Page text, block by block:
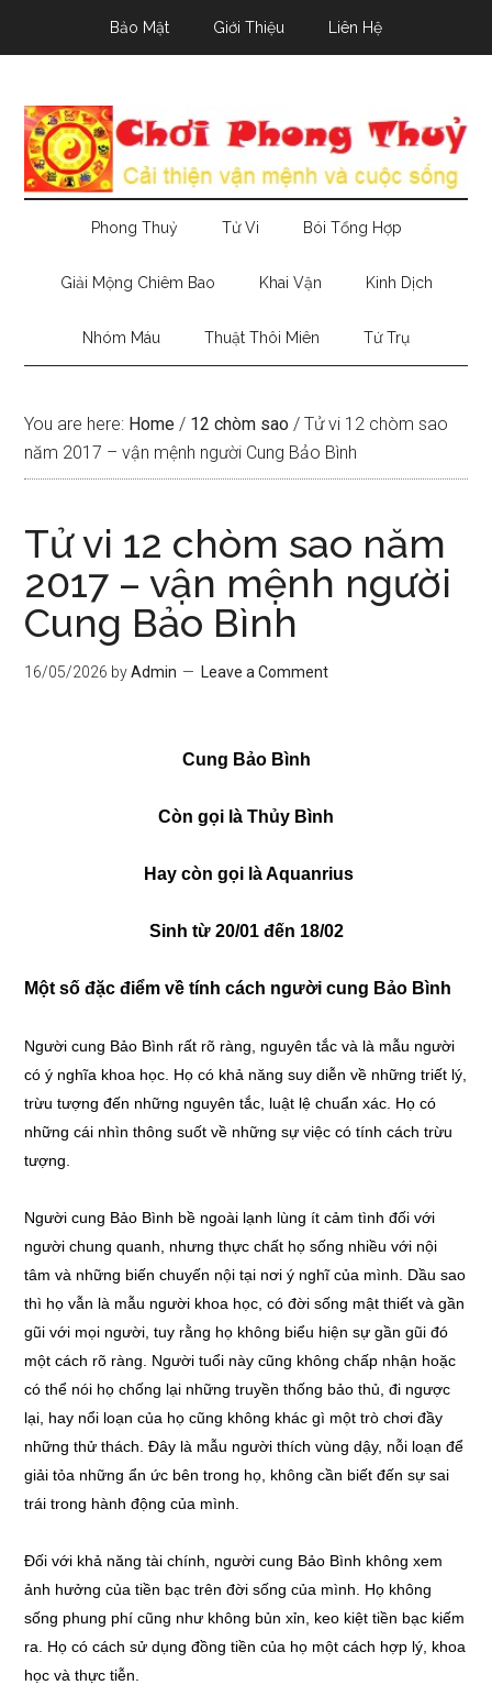
Bảo Mật Giới Thiệu Liên Hệ
Phong Thuỷ Tử Vi Bói Tổng Hợp
Giải Mộng Chiêm Bao Khai Vận Kinh Dịch
Nhóm Máu Thuật Thôi Miên Tứ Trụ
You are here: Home / 12 chòm sao / Tử vi 12 chòm sao
năm 2017 – vận mệnh người Cung Bảo Bình
Tử vi 12 chòm sao năm
2017 – vận mệnh người
Cung Bảo Bình
16/05/2026 byAdmin Leave a Comment
Cung Bảo Bình
Còn gọi là Thủy Bình
Hay còn gọi là Aquanrius
Sinh từ 20/01 đến 18/02
Một số đặc điểm về tính cách người cung Bảo Bình
Người cung Bảo Bình rất rõ ràng, nguyên tắc và là mẫu người
có ý nghĩa khoa học. Họ có khả năng suy diễn về những triết lý,
trừu tượng đến những nguyên tắc, luật lệ chuẩn xác. Họ có
những cái nhìn thông suốt về những sự việc có tính cách trừu
tượng.
Người cung Bảo Bình bề ngoài lạnh lùng ít cảm tình đối với
người chung quanh, nhưng thực chất họ sống nhiều với nội
tâm và những biến chuyến nội tại nơi ý nghĩ của mình. Dầu sao
thì họ vẫn là mẫu người khoa học, có đời sống mật thiết và gần
gũi với mọi người, tuy rằng họ không biểu hiện sự gần gũi đó
một cách rõ ràng. Người tuổi này cũng không chấp nhận hoặc
có thể nói họ chống lại những truyền thống bảo thủ, đi ngược
lại, hay nổi loạn của họ cũng không khác gì một trò chơi đầy
những thử thách. Đây là mẫu người thích vùng dậy, nỗi loạn để
giải tỏa những ẩn ức bên trong họ, không cần biết đến sự sai
trái trong hành động của mình.
Đối với khả năng tài chính, người cung Bảo Bình không xem
ảnh hưởng của tiền bạc trên đời sống của mình. Họ không
sống phung phí cũng như không bủn xỉn, keo kiệt tiền bạc kiếm
ra. Họ có cách sử dụng đồng tiền của họ một cách hợp lý, khoa
học và thực tiễn.